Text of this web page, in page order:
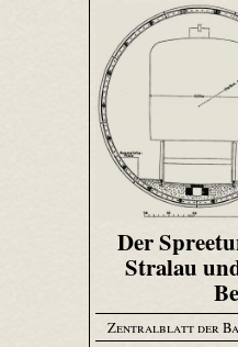
Der
Stralau
Zentralblatt der